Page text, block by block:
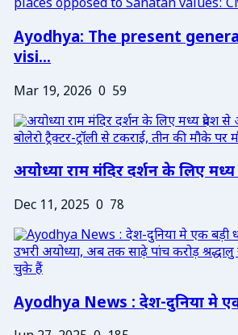
Ayodhya: The present
visi...
Mar 19, 2026 0 59
अयोध्या राम मंदिर दर्शन के लिए
Dec 11, 2025 0 78
Ayodhya News : देश-दुनिया मे एक